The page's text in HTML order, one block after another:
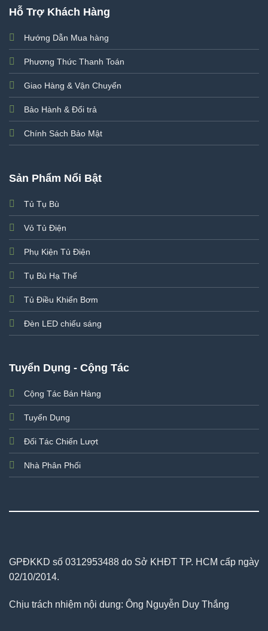
Hỗ Trợ Khách Hàng
Hướng Dẫn Mua hàng
Phương Thức Thanh Toán
Giao Hàng & Vận Chuyển
Bảo Hành & Đổi trả
Chính Sách Bảo Mật
Sản Phẩm Nổi Bật
Tủ Tụ Bù
Vỏ Tủ Điện
Phụ Kiện Tủ Điện
Tụ Bù Hạ Thế
Tủ Điều Khiển Bơm
Đèn LED chiếu sáng
Tuyển Dụng - Cộng Tác
Cộng Tác Bán Hàng
Tuyển Dụng
Đối Tác Chiến Lượt
Nhà Phân Phối
GPĐKKD số 0312953488 do Sở KHĐT TP. HCM cấp ngày
02/10/2014.
Chịu trách nhiệm nội dung: Ông Nguyễn Duy Thắng